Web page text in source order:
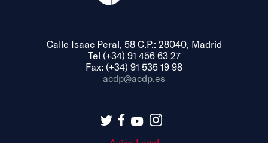
Calle Isaac Peral, 58 C.P.: 28040, Madrid
Tel (+34) 91 456 63 27
Fax: (+34) 91 535 19 98
acdp@acdp.es